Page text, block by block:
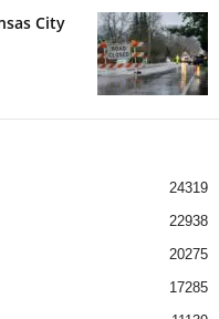
City
24319
22938
20275
17285